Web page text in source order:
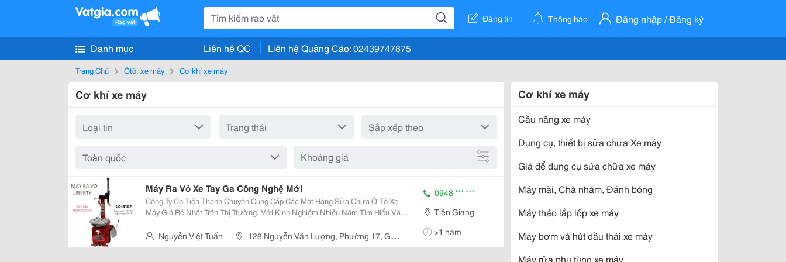
Đăng tin Thông báo Đăng nhập / Đăng ký
Danh mục Liên hệ QC Liên hệ Quảng Cáo: 02439747875
Trang Chủ Ôtô, xe máy Cơ khí xe máy
Cơ khí xe máy
Khoảng giá
Máy Ra Vỏ Xe Tay Ga Công Nghệ Mới
Công Ty Cp Tiến Thành Chuyên Cung Cấp Các Mặt Hàng Sửa Chữa Ô Tô Xe
Máy Giá Rẻ Nhất Trên Thị Trường. Với Kinh Nghiệm Nhiều Năm Tìm Hiểu Và
Những Sản Phẩm Phù Hợp Và Tiết Kiệm Nhấ
Nguyễn Việt Tuấn
128 Nguyễn Văn Lượng, Phường 17, Gò
Vấp, Hồ Chí Minh, Việt Nam
0948 *** ***
Tiền Giang
>1 năm
Cơ khí xe máy
Cầu nâng xe máy
Dụng cụ, thiết bị sửa chữa Xe máy
Giá để dụng cụ sửa chữa xe máy
Máy mài, Chà nhám, Đánh bóng
Máy tháo lắp lốp xe máy
Máy bơm và hút dầu thải xe máy
Máy rửa phụ tùng xe máy